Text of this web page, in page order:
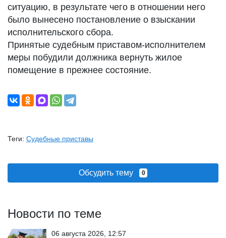
ситуацию, в результате чего в отношении него
было вынесено постановление о взыскании
исполнительского сбора.
Принятые судебным приставом-исполнителем
меры побудили должника вернуть жилое
помещение в прежнее состояние.
Теги: Судебные приставы
Обсудить тему 0
Новости по теме
06 августа 2026, 12:57